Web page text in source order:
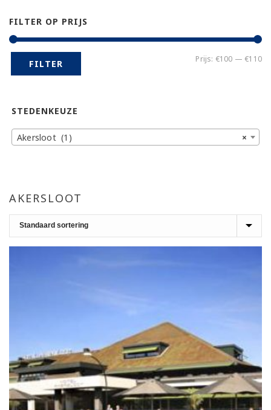
AKERSLOOT
FILTER OP PRIJS
FILTER Prijs: €100 —€110
STEDENKEUZE
×
Akersloot (1)